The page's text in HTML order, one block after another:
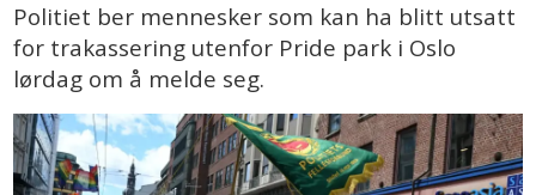
Politiet ber mennesker som kan ha blitt utsatt
for trakassering utenfor Pride park i Oslo
lørdag om å melde seg.